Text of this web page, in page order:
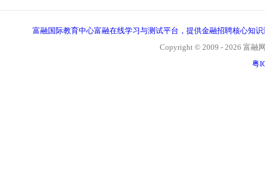
富融国际教育中心富融在线学习与测试平台，提供金融招聘核心知
Copyright © 2009 - 2026 富融
粤